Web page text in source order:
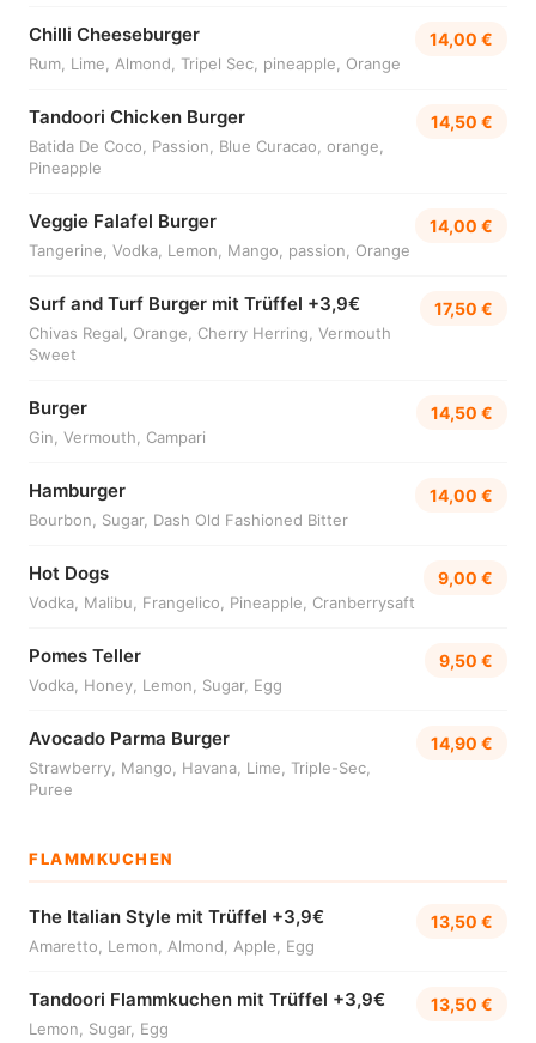
Chilli Cheeseburger
Rum, Lime, Almond, Tripel Sec, pineapple, Orange
14,00 €
Tandoori Chicken Burger
Batida De Coco, Passion, Blue Curacao, orange,
Pineapple
14,50 €
Veggie Falafel Burger
Tangerine, Vodka, Lemon, Mango, passion, Orange
14,00 €
Surf and Turf Burger mit Trüffel +3,9€
Chivas Regal, Orange, Cherry Herring, Vermouth
Sweet
17,50 €
Burger
Gin, Vermouth, Campari
14,50 €
Hamburger
Bourbon, Sugar, Dash Old Fashioned Bitter
14,00 €
Hot Dogs
Vodka, Malibu, Frangelico, Pineapple, Cranberrysaft
9,00 €
Pomes Teller
Vodka, Honey, Lemon, Sugar, Egg
9,50 €
Avocado Parma Burger
Strawberry, Mango, Havana, Lime, Triple-Sec,
Puree
14,90 €
FLAMMKUCHEN
The Italian Style mit Trüffel +3,9€
Amaretto, Lemon, Almond, Apple, Egg
13,50 €
Tandoori Flammkuchen mit Trüffel +3,9€
Lemon, Sugar, Egg
13,50 €